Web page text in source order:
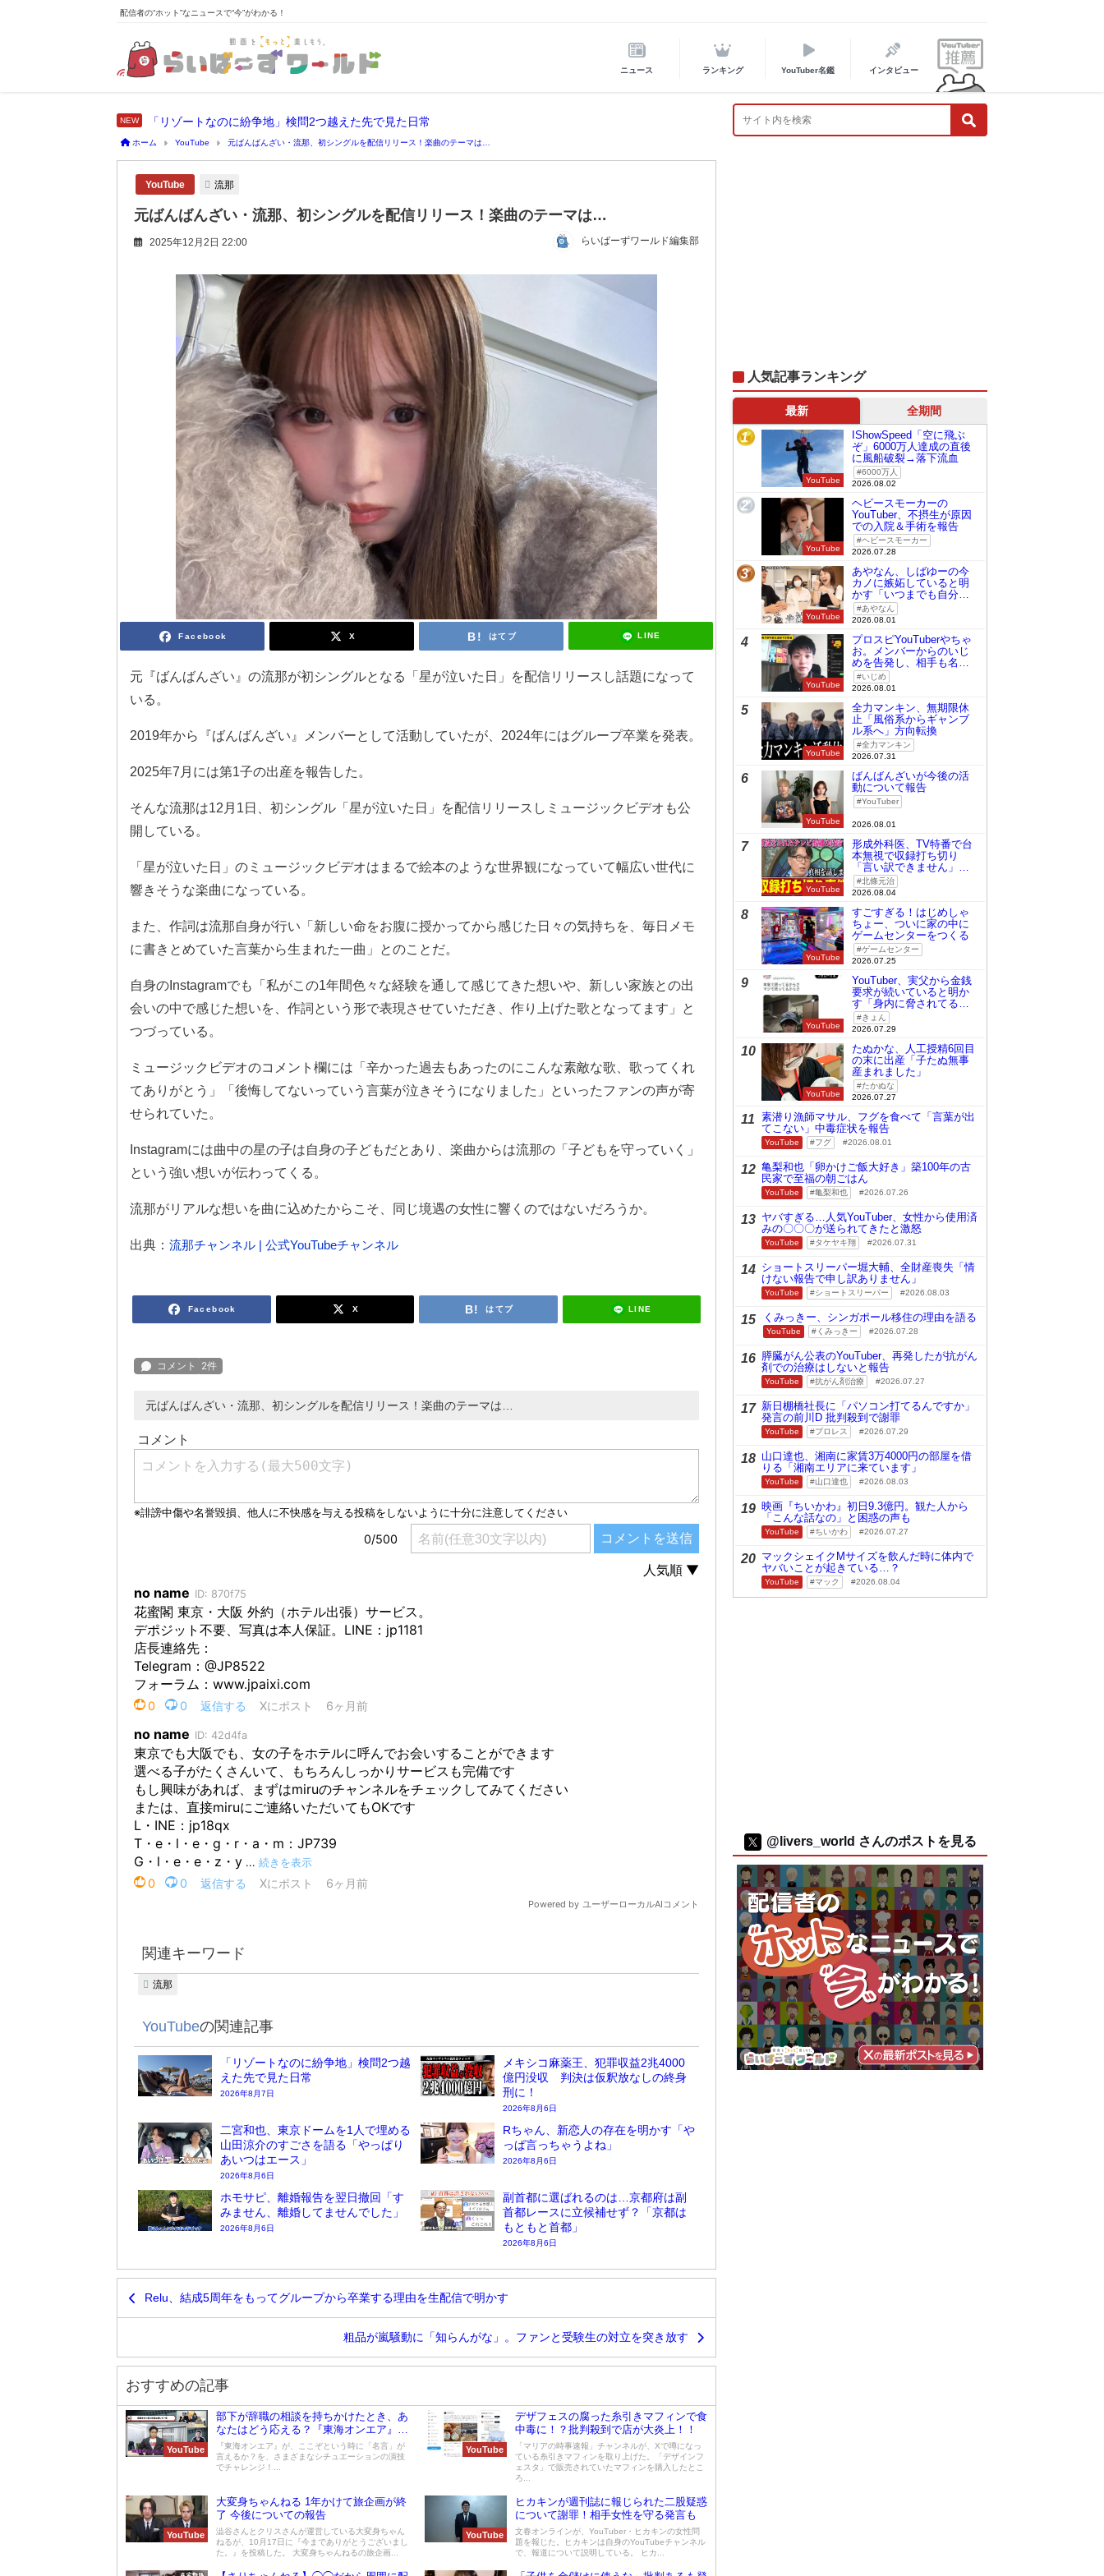
配信者の“ホット”なニュースで“今”がわかる！
ニュース ランキング YouTuber名鑑 インタビュー
「リゾートなのに紛争地」検問2つ越えた先で見た日常
ホーム YouTube 元ばんばんざい・流那、初シングルを配信リリース！楽曲のテーマは…
YouTube 流那
元ばんばんざい・流那、初シングルを配信リリース！楽曲のテーマは…
2025年12月2日 22:00 らいばーずワールド編集部
Facebook X はてブ LINE
元『ばんばんざい』の流那が初シングルとなる「星が泣いた日」を配信リリースし話題になって
いる。
2019年から『ばんばんざい』メンバーとして活動していたが、2024年にはグループ卒業を発表。
2025年7月には第1子の出産を報告した。
そんな流那は12月1日、初シングル「星が泣いた日」を配信リリースしミュージックビデオも公
開している。
「星が泣いた日」のミュージックビデオはまるで絵本のような世界観になっていて幅広い世代に
響きそうな楽曲になっている。
また、作詞は流那自身が行い「新しい命をお腹に授かってから感じた日々の気持ちを、毎日メモ
に書きとめていた言葉から生まれた一曲」とのことだ。
自身のInstagramでも「私がこの1年間色々な経験を通して感じてきた想いや、新しい家族との出
会いの中で感じた想いを、作詞という形で表現させていただき、作り上げた歌となってます」と
つづっている。
ミュージックビデオのコメント欄には「辛かった過去もあったのにこんな素敵な歌、歌ってくれ
てありがとう」「後悔してないっていう言葉が泣きそうになりました」といったファンの声が寄
せられていた。
Instagramには曲中の星の子は自身の子どもだとあり、楽曲からは流那の「子どもを守っていく」
という強い想いが伝わってくる。
流那がリアルな想いを曲に込めたからこそ、同じ境遇の女性に響くのではないだろうか。
出典： 流那チャンネル | 公式YouTubeチャンネル
Facebook X はてブ LINE
元ばんばんざい・流那、初シングルを配信リリース！楽曲のテーマは…
関連キーワード
流那
YouTubeの関連記事
「リゾートなのに紛争地」検問2つ越
えた先で見た日常
2026年8月7日
メキシコ麻薬王、犯罪収益2兆4000
億円没収 判決は仮釈放なしの終身
刑に！
2026年8月6日
二宮和也、東京ドームを1人で埋める
山田涼介のすごさを語る「やっぱり
あいつはエース」
2026年8月6日
Rちゃん、新恋人の存在を明かす「や
っぱ言っちゃうよね」
2026年8月6日
ホモサピ、離婚報告を翌日撤回「す
みません、離婚してませんでした」
2026年8月6日
副首都に選ばれるのは…京都府は副
首都レースに立候補せず？「京都は
もともと首都」
2026年8月6日
Relu、結成5周年をもってグループから卒業する理由を生配信で明かす
粗品が嵐騒動に「知らんがな」。ファンと受験生の対立を突き放す
おすすめの記事
YouTube
部下が辞職の相談を持ちかけたとき、あ
なたはどう応える？『東海オンエア』が
即興の名言でチャレンジ！
『東海オンエア』が、ここぞという時に「名言」が
言えるか？を、さまざまなシチュエーションの演技
でチャレンジ！...
YouTube
デザフェスの腐った糸引きマフィンで食
中毒に！？批判殺到で店が大炎上！！
「マリアの時事速報」チャンネルが、Xで噂になっ
ている糸引きマフィンを取り上げた。「デザインフ
ェスタ」で販売されていたマフィンを購入したとこ
ろ...
YouTube
大変身ちゃんねる 1年かけて旅企画が終
了 今後についての報告
澁谷さんとクリスさんが運営している大変身ちゃん
ねるが、10月17日に『今までありがとうございまし
た。』を投稿した。 大変身ちゃんねるの旅企画...
YouTube
ヒカキンが週刊誌に報じられた二股疑惑
について謝罪！相手女性を守る発言も
文春オンラインが、YouTuber・ヒカキンの女性問
題を報じた。ヒカキンは自身のYouTubeチャンネル
で、報道について説明している。 ヒカ...
人気記事ランキング
最新 全期間
1
YouTube
IShowSpeed「空に飛ぶ
ぞ」6000万人達成の直後
に風船破裂→落下流血
6000万人
2026.08.02
2
YouTube
ヘビースモーカーの
YouTuber、不摂生が原因
での入院＆手術を報告
ヘビースモーカー
2026.07.28
3
YouTube
あやなん、しばゆーの今
カノに嫉妬していると明
かす「いつまでも自分の
ものみたいに…」
あやなん
2026.08.01
4
YouTube
プロスピYouTuberやちゃ
お。メンバーからのいじ
めを告発し、相手も名指
しで批判
いじめ
2026.08.01
5
YouTube
全力マンキン、無期限休
止「風俗系からギャンブ
ル系へ」方向転換
全力マンキン
2026.07.31
6
YouTube
ばんばんざいが今後の活
動について報告
YouTuber
2026.08.01
7
YouTube
形成外科医、TV特番で台
本無視で収録打ち切り
「言い訳できません」と
謝罪北條元治
2026.08.04
8
YouTube
すごすぎる！はじめしゃ
ちょー、ついに家の中に
ゲームセンターをつくる
ゲームセンター
2026.07.25
9
YouTube
YouTuber、実父から金銭
要求が続いていると明か
す「身内に脅されてる
の」きょん
2026.07.29
10
YouTube
たぬかな、人工授精6回目
の末に出産「子たぬ無事
産まれました」
たかぬな
2026.07.27
11
素潜り漁師マサル、フグを食べて「言葉が出
てこない」中毒症状を報告
YouTube フグ 2026.08.01
12 亀梨和也「卵かけご飯大好き」築100年の古
民家で至福の朝ごはん
YouTube 亀梨和也 2026.07.26
13 ヤバすぎる…人気YouTuber、女性から使用済
みの〇〇〇が送られてきたと激怒
YouTube タケヤキ翔 2026.07.31
14 ショートスリーパー堀大輔、全財産喪失「情
けない報告で申し訳ありません」
YouTube ショートスリーパー 2026.08.03
15 くみっきー、シンガポール移住の理由を語る
YouTube くみっきー 2026.07.28
16 膵臓がん公表のYouTuber、再発したが抗がん
剤での治療はしないと報告
YouTube 抗がん剤治療 2026.07.27
17 新日棚橋社長に「パソコン打てるんですか」
発言の前川D 批判殺到で謝罪
YouTube プロレス 2026.07.29
18 山口達也、湘南に家賃3万4000円の部屋を借
りる「湘南エリアに来ています」
YouTube 山口達也 2026.08.03
19 映画『ちいかわ』初日9.3億円。観た人から
「こんな話なの」と困惑の声も
YouTube ちいかわ 2026.07.27
20 マックシェイクMサイズを飲んだ時に体内で
ヤバいことが起きている…？
YouTube マック 2026.08.04
@livers_world さんのポストを見る